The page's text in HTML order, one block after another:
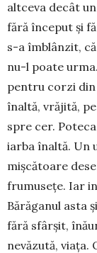
altceva decât
fără început și
s-a îmblân­zit,
nu-l poate
pentru corzi
înaltă, vrăjită,
spre cer.
iarba înaltă. Un
mișcătoare
frumusețe. Iar
Bărăganul asta
fără sfârșit,
nevăzută, viața.